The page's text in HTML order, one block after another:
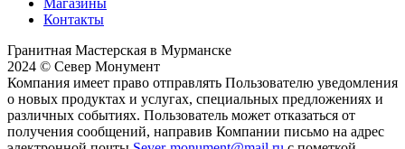
Контакты
Гранитная Мастерская в Мурманске
2024 © Север Монумент
Компания имеет право отправлять Пользователю уведомления
о новых продуктах и услугах, специальных предложениях и
различных событиях. Пользователь может отказаться от
получения сообщений, направив Компании письмо на адрес